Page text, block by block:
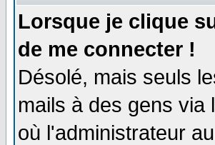
Lorsque je clique
de me connecter !
Désolé, mais seuls
mails à des gens via
où l'administrateur